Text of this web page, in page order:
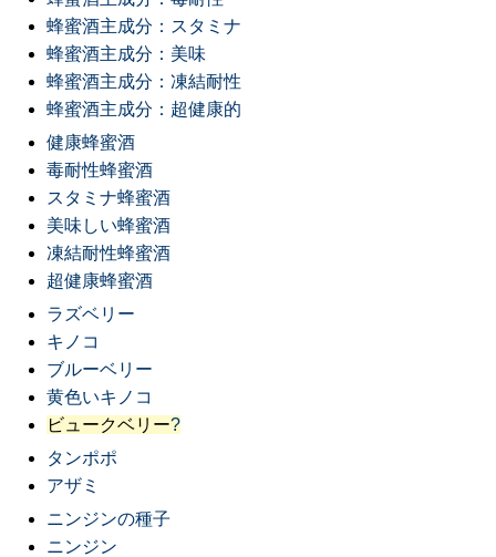
蜂蜜酒主成分：スタミナ
蜂蜜酒主成分：美味
蜂蜜酒主成分：凍結耐性
蜂蜜酒主成分：超健康的
健康蜂蜜酒
毒耐性蜂蜜酒
スタミナ蜂蜜酒
美味しい蜂蜜酒
凍結耐性蜂蜜酒
超健康蜂蜜酒
ラズベリー
キノコ
ブルーベリー
黄色いキノコ
ビュークベリー?
タンポポ
アザミ
ニンジンの種子
ニンジン